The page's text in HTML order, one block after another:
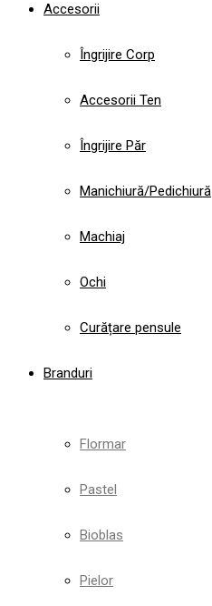
Accesorii
Îngrijire Corp
Accesorii Ten
Îngrijire Păr
Manichiură/Pedichiură
Machiaj
Ochi
Curățare pensule
Branduri
Flormar
Pastel
Bioblas
Pielor